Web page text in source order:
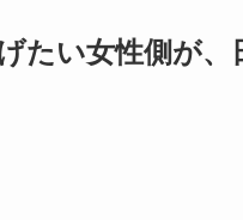
たい女性側が、